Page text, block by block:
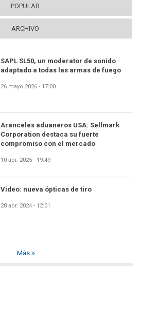
POPULAR
ARCHIVO
SAPL SL50, un moderator de sonido
adaptado a todas las armas de fuego
26 mayo 2026 - 17:00
Aranceles aduaneros USA: Sellmark
Corporation destaca su fuerte
compromiso con el mercado
10 abr. 2025 - 19:49
Video: nueva ópticas de tiro
28 abr. 2024 - 12:01
Más